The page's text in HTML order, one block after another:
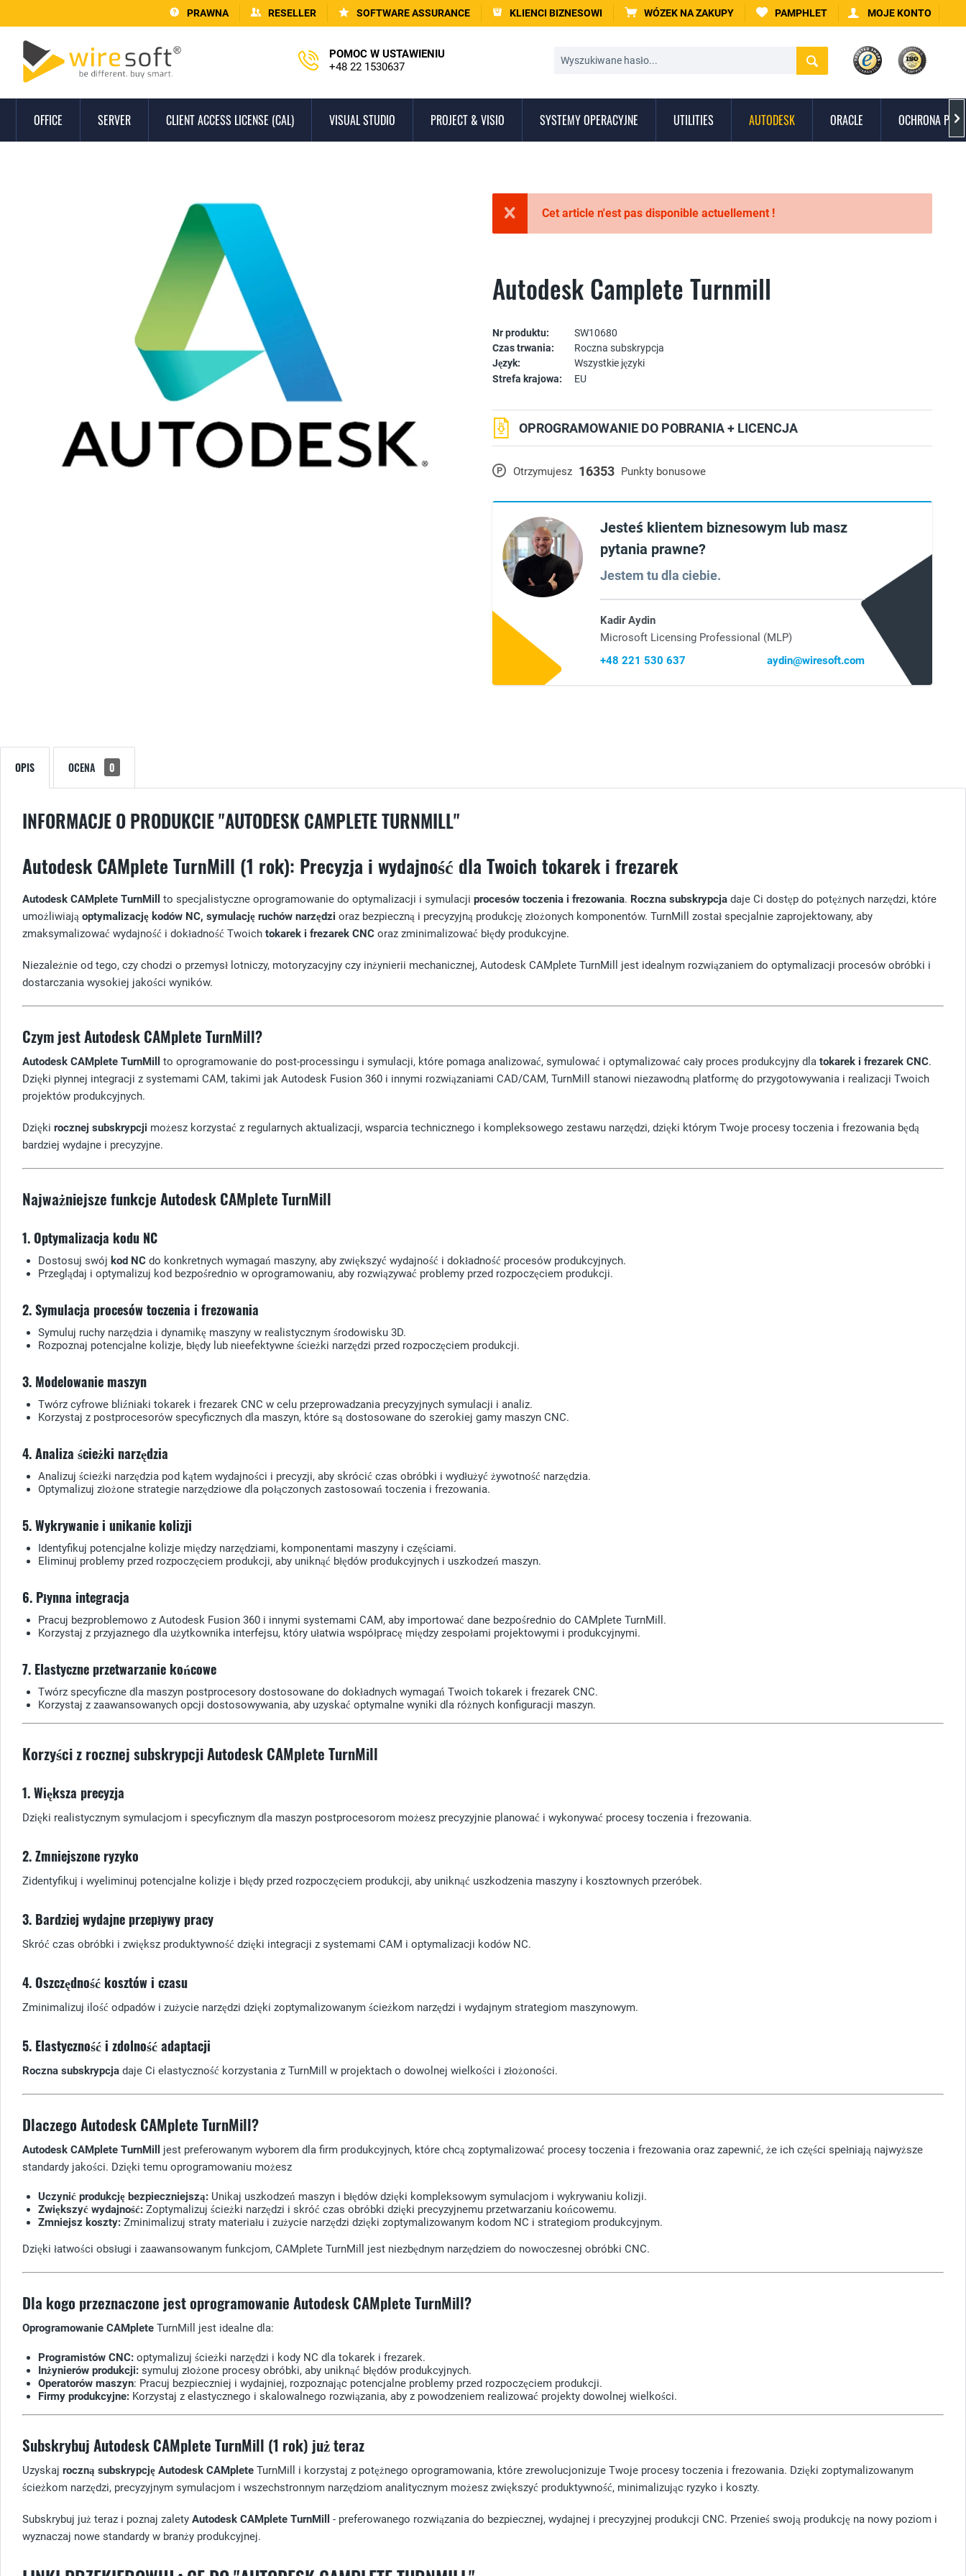
PRAWNA RESELLER SOFTWARE ASSURANCE KLIENCI BIZNESOWI WÓZEK NA ZAKUPY PAMPHLET MOJE KONTO
POMOC W USTAWIENIU
+48 22 1530637
OFFICE SERVER CLIENT ACCESS LICENSE (CAL) VISUAL STUDIO PROJECT & VISIO SYSTEMY OPERACYJNE UTILITIES AUTODESK ORACLE OCHRONA 
Cet article n'est pas disponible actuellement !
Autodesk Camplete Turnmill
Nr produktu:
SW10680
Czas trwania:
Roczna subskrypcja
Język:
Wszystkie języki
Strefa krajowa:
EU
P Otrzymujesz 16353 Punkty bonusowe
OPROGRAMOWANIE DO POBRANIA + LICENCJA
Jesteś klientem biznesowym lub masz
pytania prawne?
Jestem tu dla ciebie.
Kadir Aydin
Microsoft Licensing Professional (MLP)
+48 221 530 637
aydin@wiresoft.com
OPIS OCENA 0
INFORMACJE O PRODUKCIE "AUTODESK CAMPLETE TURNMILL"
Autodesk CAMplete TurnMill (1 rok): Precyzja i wydajność dla Twoich tokarek i frezarek
Autodesk CAMplete TurnMill to specjalistyczne oprogramowanie do optymalizacji i symulacji procesów toczenia i frezowania. Roczna subskrypcja daje Ci dostęp do potężnych narzędzi, które
umożliwiają optymalizację kodów NC, symulację ruchów narzędzi oraz bezpieczną i precyzyjną produkcję złożonych komponentów. TurnMill został specjalnie zaprojektowany, aby
zmaksymalizować wydajność i dokładność Twoich tokarek i frezarek CNC oraz zminimalizować błędy produkcyjne.
Niezależnie od tego, czy chodzi o przemysł lotniczy, motoryzacyjny czy inżynierii mechanicznej, Autodesk CAMplete TurnMill jest idealnym rozwiązaniem do optymalizacji procesów obróbki i
dostarczania wysokiej jakości wyników.
Czym jest Autodesk CAMplete TurnMill?
Autodesk CAMplete TurnMill to oprogramowanie do post-processingu i symulacji, które pomaga analizować, symulować i optymalizować cały proces produkcyjny dla tokarek i frezarek CNC.
Dzięki płynnej integracji z systemami CAM, takimi jak Autodesk Fusion 360 i innymi rozwiązaniami CAD/CAM, TurnMill stanowi niezawodną platformę do przygotowywania i realizacji Twoich
projektów produkcyjnych.
Dzięki rocznej subskrypcji możesz korzystać z regularnych aktualizacji, wsparcia technicznego i kompleksowego zestawu narzędzi, dzięki którym Twoje procesy toczenia i frezowania będą
bardziej wydajne i precyzyjne.
Najważniejsze funkcje Autodesk CAMplete TurnMill
1. Optymalizacja kodu NC
Dostosuj swój kod NC do konkretnych wymagań maszyny, aby zwiększyć wydajność i dokładność procesów produkcyjnych.
Przeglądaj i optymalizuj kod bezpośrednio w oprogramowaniu, aby rozwiązywać problemy przed rozpoczęciem produkcji.
2. Symulacja procesów toczenia i frezowania
Symuluj ruchy narzędzia i dynamikę maszyny w realistycznym środowisku 3D.
Rozpoznaj potencjalne kolizje, błędy lub nieefektywne ścieżki narzędzi przed rozpoczęciem produkcji.
3. Modelowanie maszyn
Twórz cyfrowe bliźniaki tokarek i frezarek CNC w celu przeprowadzania precyzyjnych symulacji i analiz.
Korzystaj z postprocesorów specyficznych dla maszyn, które są dostosowane do szerokiej gamy maszyn CNC.
4. Analiza ścieżki narzędzia
Analizuj ścieżki narzędzia pod kątem wydajności i precyzji, aby skrócić czas obróbki i wydłużyć żywotność narzędzia.
Optymalizuj złożone strategie narzędziowe dla połączonych zastosowań toczenia i frezowania.
5. Wykrywanie i unikanie kolizji
Identyfikuj potencjalne kolizje między narzędziami, komponentami maszyny i częściami.
Eliminuj problemy przed rozpoczęciem produkcji, aby uniknąć błędów produkcyjnych i uszkodzeń maszyn.
6. Płynna integracja
Pracuj bezproblemowo z Autodesk Fusion 360 i innymi systemami CAM, aby importować dane bezpośrednio do CAMplete TurnMill.
Korzystaj z przyjaznego dla użytkownika interfejsu, który ułatwia współpracę między zespołami projektowymi i produkcyjnymi.
7. Elastyczne przetwarzanie końcowe
Twórz specyficzne dla maszyn postprocesory dostosowane do dokładnych wymagań Twoich tokarek i frezarek CNC.
Korzystaj z zaawansowanych opcji dostosowywania, aby uzyskać optymalne wyniki dla różnych konfiguracji maszyn.
Korzyści z rocznej subskrypcji Autodesk CAMplete TurnMill
1. Większa precyzja
Dzięki realistycznym symulacjom i specyficznym dla maszyn postprocesorom możesz precyzyjnie planować i wykonywać procesy toczenia i frezowania.
2. Zmniejszone ryzyko
Zidentyfikuj i wyeliminuj potencjalne kolizje i błędy przed rozpoczęciem produkcji, aby uniknąć uszkodzenia maszyny i kosztownych przeróbek.
3. Bardziej wydajne przepływy pracy
Skróć czas obróbki i zwiększ produktywność dzięki integracji z systemami CAM i optymalizacji kodów NC.
4. Oszczędność kosztów i czasu
Zminimalizuj ilość odpadów i zużycie narzędzi dzięki zoptymalizowanym ścieżkom narzędzi i wydajnym strategiom maszynowym.
5. Elastyczność i zdolność adaptacji
Roczna subskrypcja daje Ci elastyczność korzystania z TurnMill w projektach o dowolnej wielkości i złożoności.
Dlaczego Autodesk CAMplete TurnMill?
Autodesk CAMplete TurnMill
jest preferowanym wyborem dla firm produkcyjnych, które chcą zoptymalizować procesy toczenia i frezowania oraz zapewnić, że ich części spełniają najwyższe
standardy jakości. Dzięki temu oprogramowaniu możesz
Uczynić produkcję bezpieczniejszą: Unikaj uszkodzeń maszyn i błędów dzięki kompleksowym symulacjom i wykrywaniu kolizji.
Zwiększyć wydajność: Zoptymalizuj ścieżki narzędzi i skróć czas obróbki dzięki precyzyjnemu przetwarzaniu końcowemu.
Zmniejsz koszty: Zminimalizuj straty materiału i zużycie narzędzi dzięki zoptymalizowanym kodom NC i strategiom produkcyjnym.
Dzięki łatwości obsługi i zaawansowanym funkcjom, CAMplete TurnMill jest niezbędnym narzędziem do nowoczesnej obróbki CNC.
Dla kogo przeznaczone jest oprogramowanie Autodesk CAMplete TurnMill?
Oprogramowanie CAMplete TurnMill jest idealne dla:
Programistów CNC: optymalizuj ścieżki narzędzi i kody NC dla tokarek i frezarek.
Inżynierów produkcji: symuluj złożone procesy obróbki, aby uniknąć błędów produkcyjnych.
Operatorów maszyn: Pracuj bezpieczniej i wydajniej, rozpoznając potencjalne problemy przed rozpoczęciem produkcji.
Firmy produkcyjne: Korzystaj z elastycznego i skalowalnego rozwiązania, aby z powodzeniem realizować projekty dowolnej wielkości.
Subskrybuj Autodesk CAMplete TurnMill (1 rok) już teraz
Uzyskaj roczną subskrypcję Autodesk CAMplete TurnMill i korzystaj z potężnego oprogramowania, które zrewolucjonizuje Twoje procesy toczenia i frezowania. Dzięki zoptymalizowanym
ścieżkom narzędzi, precyzyjnym symulacjom i wszechstronnym narzędziom analitycznym możesz zwiększyć produktywność, minimalizując ryzyko i koszty.
Subskrybuj już teraz i poznaj zalety Autodesk CAMplete TurnMill
- preferowanego rozwiązania do bezpiecznej, wydajnej i precyzyjnej produkcji CNC. Przenieś swoją produkcję na nowy poziom i
wyznaczaj nowe standardy w branży produkcyjnej.